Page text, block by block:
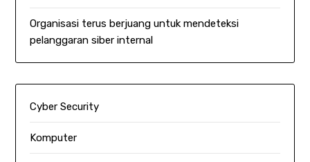
Organisasi terus berjuang untuk mendeteksi
pelanggaran siber internal
Cyber Security
Komputer